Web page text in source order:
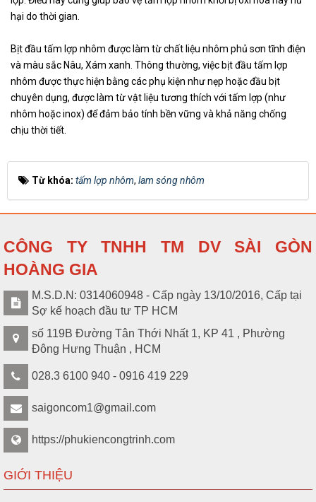
S008017
S008016
Tấm lợp nhôm 2 lớp có PU
chống nóng (lam sóng nhôm)
Liên
hệ
S008015
Tấm lợp nhôm 2 lớp rỗng (lam
sóng nhôm m phủ sơn tĩnh điện)
Liên
hệ
hại do thời gian.
Bịt đầu tấm lợp nhôm được làm từ chất liệu nhôm phủ sơn tĩnh điện
và màu sắc Nâu, Xám xanh. Thông thường, việc bịt đầu tấm lợp
nhôm được thực hiện bằng các phụ kiện như nẹp hoặc đầu bịt
chuyên dụng, được làm từ vật liệu tương thích với tấm lợp (như
nhôm hoặc inox) để đảm bảo tính bền vững và khả năng chống
chịu thời tiết.
Từ khóa: tấm lợp nhôm, lam sóng nhôm
CÔNG TY TNHH TM DV SÀI GÒN
HOÀNG GIA
M.S.D.N: 0314060948 - Cấp ngày 13/10/2016, Cấp tại
Sợ kế hoạch đầu tư TP HCM
số 119B Đường Tân Thới Nhất 1, KP 41 , Phường
Đông Hưng Thuận , HCM
028.3 6100 940 - 0916 419 229
saigoncom1@gmail.com
https://phukiencongtrinh.com
GIỚI THIỆU